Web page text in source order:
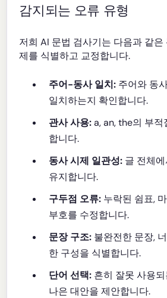
감지되는 오류 유형
저희 AI 문법 검사기는 다음과 같
제를 식별하고 교정합니다.
주어-동사 일치: 주어와 동
일치하는지 확인합니다.
관사 사용:a, an, the의 부적
합니다.
동사 시제 일관성: 글 전체
유지합니다.
구두점 오류: 누락된 쉼표,
부호를 수정합니다.
문장 구조: 불완전한 문장,
한 구성을 식별합니다.
단어 선택: 흔히 잘못 사용
나은 대안을 제안합니다.